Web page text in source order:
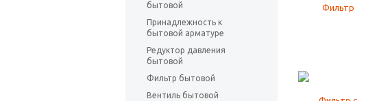
бытовой
Принадлежность к
бытовой арматуре
Редуктор давления
бытовой
Фильтр бытовой
Вентиль бытовой